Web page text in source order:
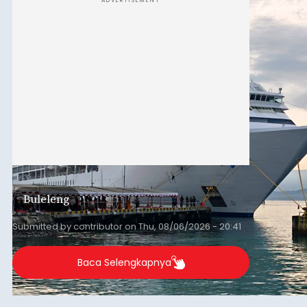
Buleleng
Submitted bycontributoronThu, 08/06/2026 - 20:41
Baca Selengkapnya